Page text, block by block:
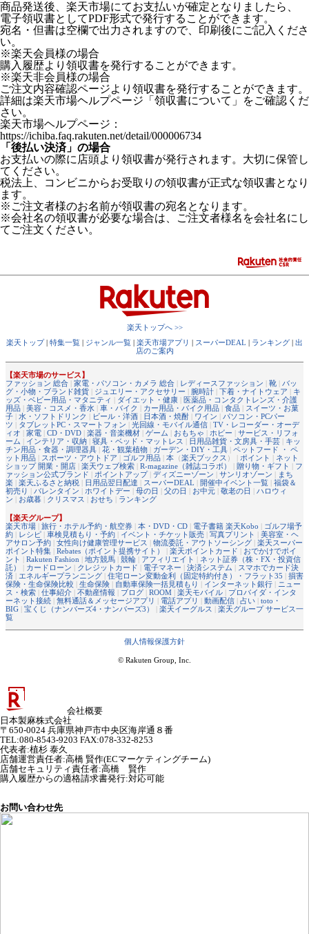
商品発送後、楽天市場にてお支払いが確定となりましたら、
電子領収書としてPDF形式で発行することができます。
宛名・但書は空欄で出力されますので、印刷後にご記入くださ
い。
※楽天会員様の場合
購入履歴より領収書を発行することができます。
※楽天非会員様の場合
ご注文内容確認ページより領収書を発行することができます。
詳細は楽天市場ヘルプページ「領収書について」をご確認くだ
さい。
楽天市場ヘルプページ：
https://ichiba.faq.rakuten.net/detail/000006734
「後払い決済」の場合
お支払いの際に店頭より領収書が発行されます。大切に保管し
てください。
税法上、コンビニからお受取りの領収書が正式な領収書となり
ます。
※ご注文者様のお名前が領収書の宛名となります。
※会社名の領収書が必要な場合は、ご注文者様名を会社名にし
てご注文ください。
楽天トップへ >>
楽天トップ| 特集一覧 | ジャンル一覧 | 楽天市場アプリ | スーパーDEAL | ランキング | 出
店のご案内
【楽天市場のサービス】
ファッション 総合 | 家電・パソコン・カメラ 総合 | レディースファッション | 靴 | バッ
グ・小物・ブランド雑貨 | ジュエリー・アクセサリー | 腕時計 | 下着・ナイトウェア | キ
ッズ・ベビー用品・マタニティ | ダイエット・健康 | 医薬品・コンタクトレンズ・介護
用品 | 美容・コスメ・香水 | 車・バイク | カー用品・バイク用品 | 食品 | スイーツ・お菓
子 | 水・ソフトドリンク | ビール・洋酒 | 日本酒・焼酎 | ワイン | パソコン・PCパー
ツ | タブレットPC・スマートフォン | 光回線・モバイル通信 | TV・レコーダー・オーデ
ィオ | 家電 | CD・DVD | 楽器・音楽機材 | ゲーム | おもちゃ | ホビー | サービス・リフォ
ーム | インテリア・収納 | 寝具・ベッド・マットレス | 日用品雑貨・文房具・手芸 | キッ
チン用品・食器・調理器具 | 花・観葉植物 | ガーデン・DIY・工具 | ペットフード ・ ペ
ット用品 | スポーツ・アウトドア | ゴルフ用品 | 本 （楽天ブックス ） | ポイント | ネット
ショップ 開業・開店 | 楽天ウェブ検索 | R-magazine（雑誌コラボ） | 贈り物・ギフト | フ
ァッション公式ブランド | ポイントアップ| ディズニーゾーン | サンリオゾーン | まち
楽 | 楽天ふるさと納税 | 日用品翌日配達 | スーパーDEAL | 開催中イベント一覧 | 福袋＆
初売り | バレンタイン | ホワイトデー | 母の日 | 父の日 | お中元 | 敬老の日 | ハロウィ
ン | お歳暮 | クリスマス | おせち | ランキング
【楽天グループ】
楽天市場 | 旅行・ホテル予約・航空券 | 本・DVD・CD | 電子書籍 楽天Kobo | ゴルフ場予
約 | レシピ | 車検見積もり・予約 | イベント・チケット販売 | 写真プリント | 美容室・ヘ
アサロン予約 | 女性向け健康管理サービス | 物流委託・アウトソーシング | 楽天スーパー
ポイント特集 | Rebates（ポイント提携サイト） | 楽天ポイントカード | おでかけでポイ
ント | Rakuten Fashion | 地方競馬 | 競輪 | アフィリエイト | ネット証券（株・FX・投資信
託）
| カードローン | クレジットカード | 電子マネー | 決済システム | スマホでカード決
済 | エネルギープランニング | 住宅ローン変動金利（固定特約付き）・フラット35 | 損害
保険・生命保険比較 | 生命保険 | 自動車保険一括見積もり | インターネット銀行 | ニュー
ス・検索 | 仕事紹介 | 不動産情報 | ブログ | ROOM | 楽天モバイル | プロバイダ・インタ
ーネット接続 | 無料通話＆メッセージアプリ | 電話アプリ | 動画配信 | 占い | toto・
BIG | 宝くじ（ナンバーズ4・ナンバーズ3） | 楽天イーグルス | 楽天グループ サービス一
覧
個人情報保護方針
© Rakuten Group, Inc.
会社概要
日本製麻株式会社
〒650-0024 兵庫県神戸市中央区海岸通８番
TEL:080-8543-9203 FAX:078-332-8253
代表者:植杉 泰久
店舗運営責任者:高橋 賢作(ECマーケティングチーム)
店舗セキュリティ責任者:高橋 賢作
購入履歴からの適格請求書発行:対応可能
お問い合わせ先